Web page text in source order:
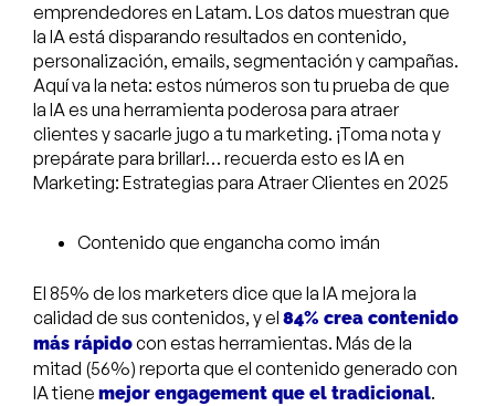
emprendedores en Latam. Los datos muestran que
la IA está disparando resultados en contenido,
personalización, emails, segmentación y campañas.
Aquí va la neta: estos números son tu prueba de que
la IA es una herramienta poderosa para atraer
clientes y sacarle jugo a tu marketing. ¡Toma nota y
prepárate para brillar!… recuerda esto es IA en
Marketing: Estrategias para Atraer Clientes en 2025
Contenido que engancha como imán
El 85% de los marketers dice que la IA mejora la
calidad de sus contenidos, y el 84% crea contenido
más rápidocon estas herramientas. Más de la
mitad (56%) reporta que el contenido generado con
IA tiene mejor engagement que el tradicional.